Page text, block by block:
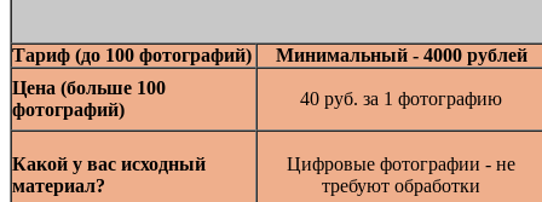
Тариф (до 100 фотографий)
Минимальный - 4000 рублей
Цена (больше 100
фотографий)
40 руб. за 1 фотографию
Какой у вас исходный
материал?
Цифровые фотографии - не
требуют обработки